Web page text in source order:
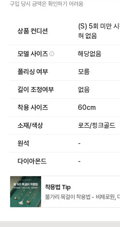
구입 당시 금액은 확인하기 어려움
상품 컨디션
(S) 5회 미만 시
혀 없음
모델 사이즈 해당없음
폴리싱 여부 모름
길이 조정여부 없음
착용 사이즈 60cm
소재/색상 로즈/핑크골드
원석 -
다이아몬드 -
착용법 Tip
불가리 목걸이 착용법 - 비제로원,